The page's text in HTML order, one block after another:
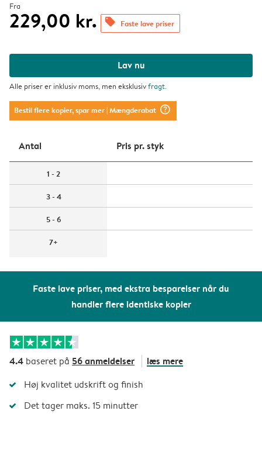
Faste lave priser, med ekstra besparelser når du
handler flere identiske kopier
Fra
229,00 kr. offers Faste lave priser
Lav nu
Alle priser er inklusiv moms, men eksklusivfragt.
Bestil flere kopier, spar mer| Mængderabat question_mark_circle
Antal Pris pr. styk
1 - 2
3 - 4
5 - 6
7+
4.4 baseret på 56 anmeldelser læs mere
Høj kvalitet udskrift og finish
Det tager maks. 15 minutter